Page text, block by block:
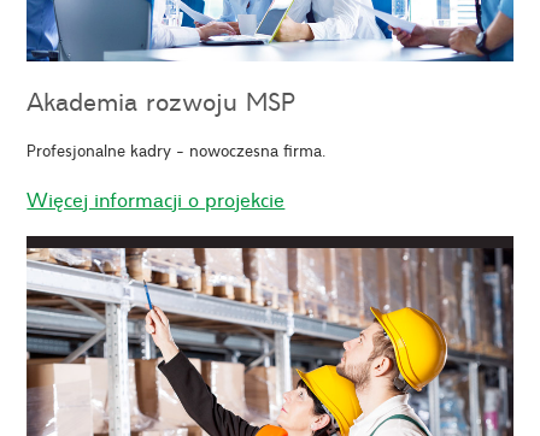
Akademia rozwoju MSP
Profesjonalne kadry - nowoczesna firma.
Więcej informacji o projekcie